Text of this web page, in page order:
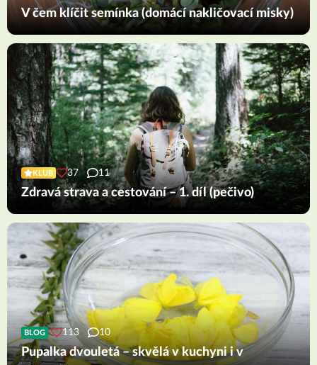
V čem klíčit semínka (domácí nakličovací misky)
KLUB 37 11
Zdravá strava a cestování – 1. díl (pečivo)
BLOG 113 10
Pupalka dvouletá – skvělá v kuchyni i v